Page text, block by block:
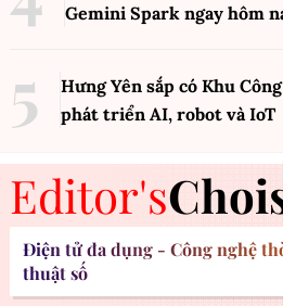
Gemini Spark ngay hôm
Hưng Yên sắp có Khu
phát triển AI, robot và IoT
Editor's
Điện tử đa dụng - Công nghệ
thuật số